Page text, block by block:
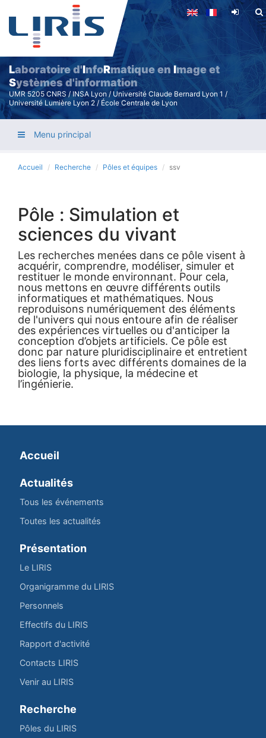
Aller
contenu
principal
Laboratoire d'InfoRmatique en Image et
Systèmes d'information
UMR 5205 CNRS / INSA Lyon / Université Claude Bernard Lyon 1 /
Université Lumière Lyon 2 / École Centrale de Lyon
Menu principal
Accueil Recherche Pôles et équipes ssv
Pôle : Simulation et
sciences du vivant
Les recherches menées dans ce pôle visent à
acquérir, comprendre, modéliser, simuler et
restituer le monde environnant. Pour cela,
nous mettons en œuvre différents outils
informatiques et mathématiques. Nous
reproduisons numériquement des éléments
de l'univers qui nous entoure afin de réaliser
des expériences virtuelles ou d'anticiper la
conception d’objets artificiels. Ce pôle est
donc par nature pluridisciplinaire et entretient
des liens forts avec différents domaines de la
biologie, la physique, la médecine et
l’ingénierie.
Accueil
Actualités
Tous les événements
Toutes les actualités
Présentation
Le LIRIS
Organigramme du LIRIS
Personnels
Effectifs du LIRIS
Rapport d'activité
Contacts LIRIS
Venir au LIRIS
Recherche
Pôles du LIRIS